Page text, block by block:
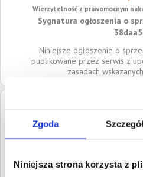
Zgoda
Niniejsza strona korzysta z
Wierzytelność z prawomocnym
Sygnatura ogłoszenia o
Niniejsze ogłoszenie o
publikowane przez serwis z
zasadach